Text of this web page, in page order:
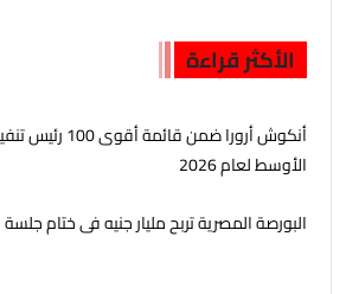
الأكثر قراءة
أنكوش أرورا ضمن
الأوسط لعام 2026
البورصة المصرية تربح مليار جنيه فى ختام جلسة